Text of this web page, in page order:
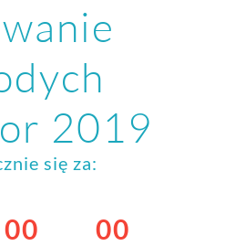
2019
się za:
00 00